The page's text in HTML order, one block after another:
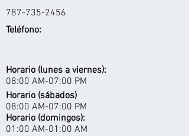
787-735-2456
Teléfono:
Horario (lunes a viernes):
08:00 AM-07:00 PM
Horario (sábados)
08:00 AM-07:00 PM
Horario (domingos):
01:00 AM-01:00 AM